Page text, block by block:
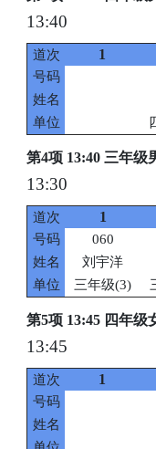
13:40
道次 1
号码
姓名
单位
第4项 13:40 三年级
13:30
道次 1
号码 060
姓名
刘宇洋
单位
三年级(3)
第5项 13:45 四年级
13:45
道次 1
号码
姓名